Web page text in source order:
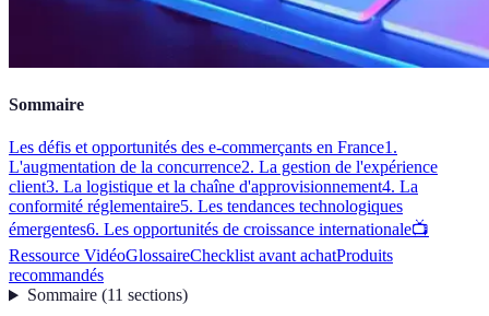
Sommaire
Les défis et opportunités des e-commerçants en France1.
L'augmentation de la concurrence2. La gestion de l'expérience
client3. La logistique et la chaîne d'approvisionnement4. La
conformité réglementaire5. Les tendances technologiques
émergentes6. Les opportunités de croissance internationale📺
Ressource VidéoGlossaireChecklist avant achatProduits
recommandés
Sommaire(11 sections)